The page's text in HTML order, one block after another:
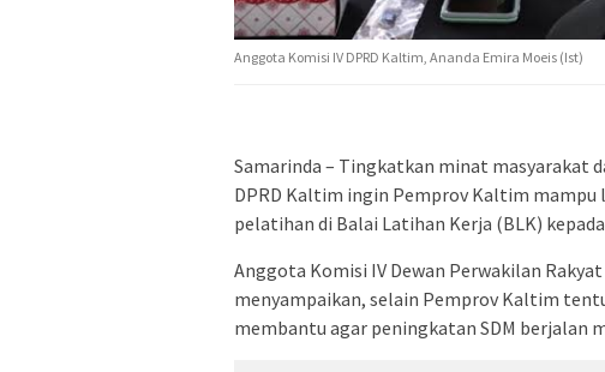
Anggota Komisi IV DPRD Kaltim, Ananda Emira Moeis (Ist)
Samarinda – Tingkatkan minat masyarakat
DPRD Kaltim ingin Pemprov Kaltim
pelatihan di Balai Latihan Kerja (BLK)
Anggota Komisi IV Dewan Perwakilan
menyampaikan, selain Pemprov Kaltim
membantu agar peningkatan SDM berjalan